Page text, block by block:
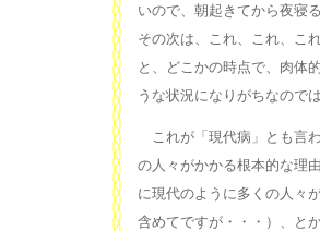
いので、朝起きてから夜寝
その次は、これ、これ、こ
と、どこかの時点で、肉体
うな状況になりがちなので
これが「現代病」とも言
の人々がかかる根本的な理
に現代のように多くの人々
含めてですが・・・）、と